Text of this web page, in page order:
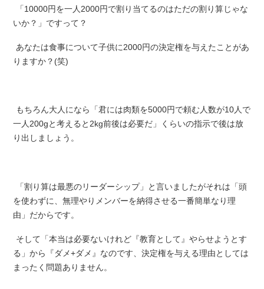
「10000円を一人2000円で割り当てるのはただの割り算じゃな
いか？」ですって？
あなたは食事について子供に2000円の決定権を与えたことがあ
りますか？(笑)
もちろん大人になら「君には肉類を5000円で頼む人数が10人で
一人200gと考えると2kg前後は必要だ」くらいの指示で後は放
り出しましょう。
「割り算は最悪のリーダーシップ」と言いましたがそれは「頭
を使わずに、無理やりメンバーを納得させる一番簡単なり理
由」だからです。
そして「本当は必要ないけれど『教育として』やらせようとす
る」から『ダメ+ダメ』なのです、決定権を与える理由としては
まったく問題ありません。